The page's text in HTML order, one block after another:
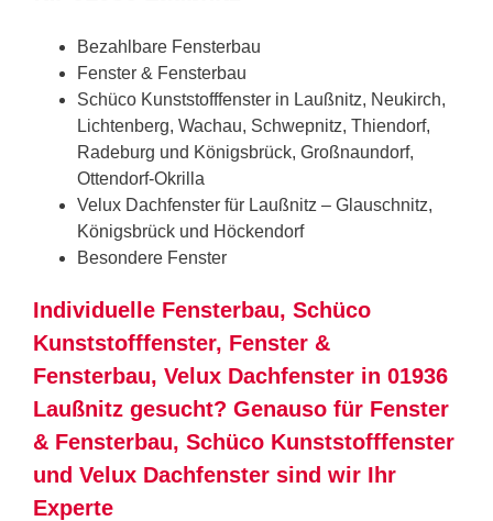
Bezahlbare Fensterbau
Fenster & Fensterbau
Schüco Kunststofffenster in Laußnitz, Neukirch,
Lichtenberg, Wachau, Schwepnitz, Thiendorf,
Radeburg und Königsbrück, Großnaundorf,
Ottendorf-Okrilla
Velux Dachfenster für Laußnitz – Glauschnitz,
Königsbrück und Höckendorf
Besondere Fenster
Individuelle Fensterbau, Schüco
Kunststofffenster, Fenster &
Fensterbau, Velux Dachfenster in 01936
Laußnitz gesucht? Genauso für Fenster
& Fensterbau, Schüco Kunststofffenster
und Velux Dachfenster sind wir Ihr
Experte